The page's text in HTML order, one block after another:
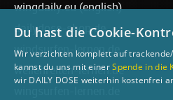
wingdaily.eu(english)
dailydose-shop.de
windsurfen-lernen.de
wellenreiten-lernen.de
Du hast die Cookie-
Wir verzichten komplett auf
kannst du uns mit einerSpende in die
wir DAILY DOSE weiterhin kostenfrei